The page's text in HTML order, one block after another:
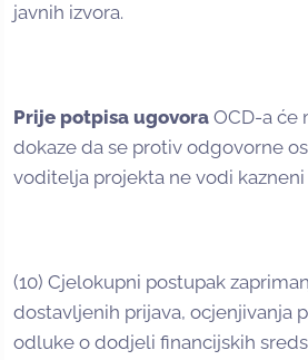
javnih izvora.
Prije potpisa ugovora OCD-a će
dokaze da se protiv odgovorne
voditelja projekta ne vodi kazneni
(10) Cjelokupni postupak
dostavljenih prijava, ocjenjivanja
odluke o dodjeli financijskih